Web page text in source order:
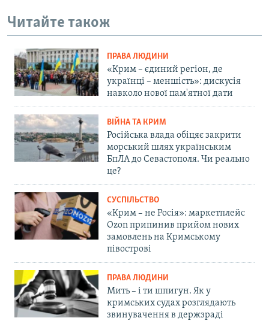
Читайте також
ПРАВА ЛЮДИНИ
«Крим – єдиний регіон, де
українці – меншість»: дискусія
навколо нової пам'ятної дати
ВІЙНА ТА КРИМ
Російська влада обіцяє закрити
морський шлях українським
БпЛА до Севастополя. Чи реально
це?
СУСПІЛЬСТВО
«Крим – не Росія»: маркетплейс
Ozon припинив прийом нових
замовлень на Кримському
півострові
ПРАВА ЛЮДИНИ
Мить – і ти шпигун. Як у
кримських судах розглядають
звинувачення в держзраді